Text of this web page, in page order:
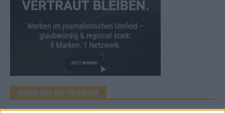
CHECK UNS AUF FACEBOOK